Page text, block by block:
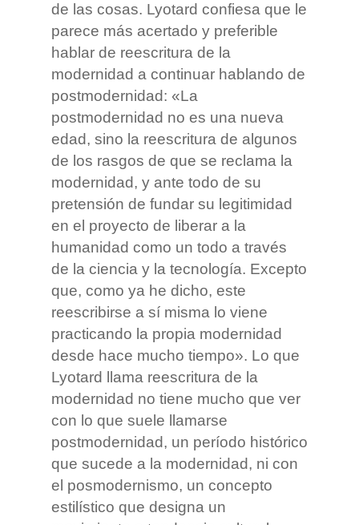
de las cosas. Lyotard confiesa que le
parece más acertado y preferible
hablar de reescritura de la
modernidad a continuar hablando de
postmodernidad: «La
postmodernidad no es una nueva
edad, sino la reescritura de algunos
de los rasgos de que se reclama la
modernidad, y ante todo de su
pretensión de fundar su legitimidad
en el proyecto de liberar a la
humanidad como un todo a través
de la ciencia y la tecnología. Excepto
que, como ya he dicho, este
reescribirse a sí misma lo viene
practicando la propia modernidad
desde hace mucho tiempo». Lo que
Lyotard llama reescritura de la
modernidad no tiene mucho que ver
con lo que suele llamarse
postmodernidad, un período histórico
que sucede a la modernidad, ni con
el posmodernismo, un concepto
estilístico que designa un